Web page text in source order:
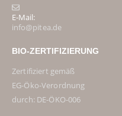
E-Mail:
info@pitea.de
BIO-ZERTIFIZIERUNG
Zertifiziert gemäß
EG-Öko-Verordnung
durch: DE-ÖKO-006